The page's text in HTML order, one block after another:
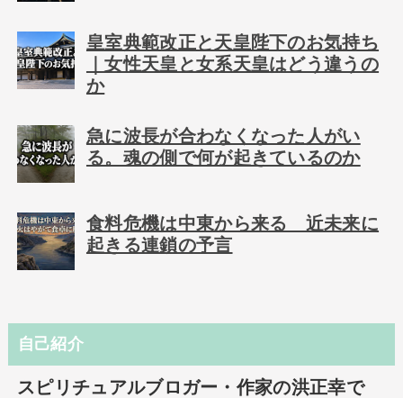
皇室典範改正と天皇陛下のお気持ち
｜女性天皇と女系天皇はどう違うの
か
急に波長が合わなくなった人がい
る。魂の側で何が起きているのか
食料危機は中東から来る 近未来に
起きる連鎖の予言
自己紹介
スピリチュアルブロガー・作家の洪正幸で